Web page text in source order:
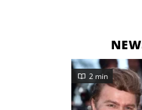
2 min